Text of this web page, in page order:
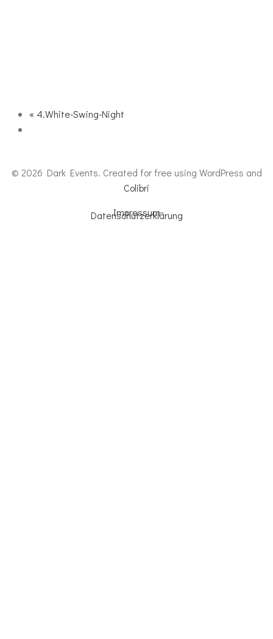
« 4.White-Swing-Night
© 2026 Dark Events. Created for free using WordPress and
Colibri
Impressum
Datenschutzerklärung